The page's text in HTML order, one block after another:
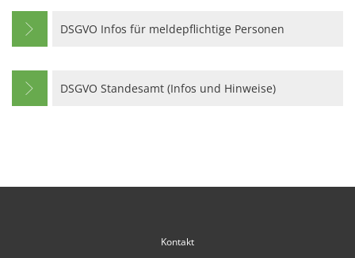
DSGVO Infos für meldepflichtige Personen
DSGVO Standesamt (Infos und Hinweise)
Kontakt